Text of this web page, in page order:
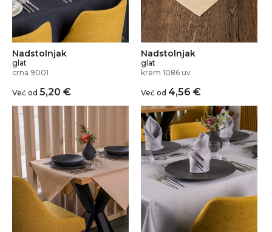
Nadstolnjak
glat
crna 9001
Već od 5,20 €
Nadstolnjak
glat
krem 1086 uv
Već od 4,56 €